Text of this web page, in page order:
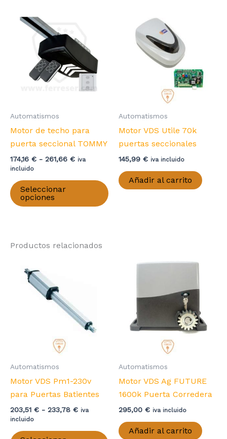
opciones
página
producto
Automatismos
Motor de techo para
puerta seccional TOMMY
174,16 € - 261,66 €Rango
iva
incluido
Seleccionar
opciones
Este
producto
opciones
producto
Automatismos
Motor VDS Utile 70k
puertas seccionales
145,99 € iva incluido
Añadir al carrito
Productos relacionados
Automatismos
Motor VDS Pm1-230v
para Puertas Batientes
203,51 € - 233,78 €Rango
iva
incluido
Este
Automatismos
Motor VDS Ag FUTURE
1600k Puerta Corredera
295,00 € iva incluido
Añadir al carrito